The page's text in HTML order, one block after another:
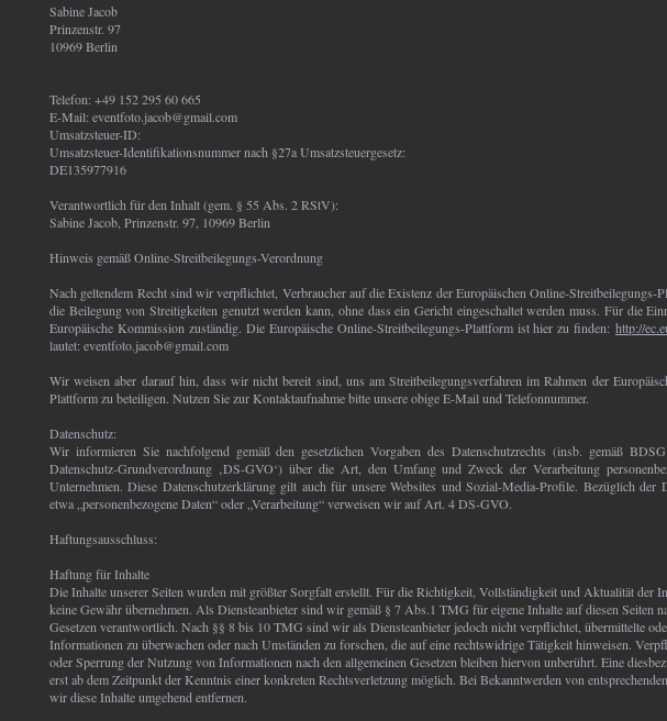
Sabine Jacob
Prinzenstr. 97
10969 Berlin
Telefon: +49 152 295 60 665
E-Mail: eventfoto.jacob@gmail.com
Umsatzsteuer-ID:
Umsatzsteuer-Identifikationsnummer nach §27a Umsatzsteuergesetz:
DE135977916
Verantwortlich für den Inhalt (gem. § 55 Abs. 2 RStV):
Sabine Jacob, Prinzenstr. 97, 10969 Berlin
Hinweis gemäß Online-Streitbeilegungs-Verordnung
Nach geltendem Recht sind wir verpflichtet, Verbraucher auf die Existenz der Europäischen Online-Streitbeilegungs-
die Beilegung von Streitigkeiten genutzt werden kann, ohne dass ein Gericht eingeschaltet werden muss. Für die
Europäische Kommission zuständig. Die Europäische Online-Streitbeilegungs-Plattform ist hier zu finden:http://
lautet: eventfoto.jacob@gmail.com
Wir weisen aber darauf hin, dass wir nicht bereit sind, uns am Streitbeilegungsverfahren im Rahmen der
Plattform zu beteiligen. Nutzen Sie zur Kontaktaufnahme bitte unsere obige E-Mail und Telefonnummer.
Datenschutz:
Wir informieren Sie nachfolgend gemäß den gesetzlichen Vorgaben des Datenschutzrechts (insb. gemäß
Datenschutz-Grundverordnung ‚DS-GVO‘) über die Art, den Umfang und Zweck der Verarbeitung
Unternehmen. Diese Datenschutzerklärung gilt auch für unsere Websites und Sozial-Media-Profile. Bezüglich
etwa „personenbezogene Daten“ oder „Verarbeitung“ verweisen wir auf Art. 4 DS-GVO.
Haftungsausschluss:
Haftung für Inhalte
Die Inhalte unserer Seiten wurden mit größter Sorgfalt erstellt. Für die Richtigkeit, Vollständigkeit und Aktualität der
keine Gewähr übernehmen. Als Diensteanbieter sind wir gemäß § 7 Abs.1 TMG für eigene Inhalte auf diesen Seiten
Gesetzen verantwortlich. Nach §§ 8 bis 10 TMG sind wir als Diensteanbieter jedoch nicht verpflichtet, übermittelte
Informationen zu überwachen oder nach Umständen zu forschen, die auf eine rechtswidrige Tätigkeit hinweisen.
oder Sperrung der Nutzung von Informationen nach den allgemeinen Gesetzen bleiben hiervon unberührt. Eine
erst ab dem Zeitpunkt der Kenntnis einer konkreten Rechtsverletzung möglich. Bei Bekanntwerden von
wir diese Inhalte umgehend entfernen.